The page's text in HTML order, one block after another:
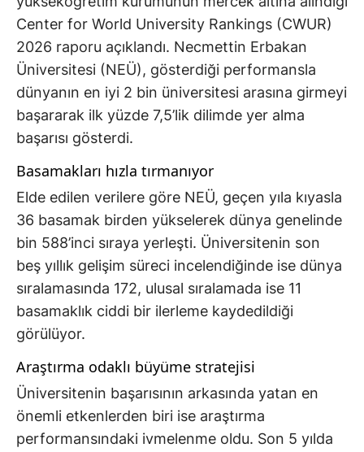
Center for World University Rankings (CWUR)
2026 raporu açıklandı. Necmettin Erbakan
Üniversitesi (NEÜ), gösterdiği performansla
dünyanın en iyi 2 bin üniversitesi arasına girmeyi
başararak ilk yüzde 7,5’lik dilimde yer alma
başarısı gösterdi.
Basamakları hızla tırmanıyor
Elde edilen verilere göre NEÜ, geçen yıla kıyasla
36 basamak birden yükselerek dünya genelinde
bin 588’inci sıraya yerleşti. Üniversitenin son
beş yıllık gelişim süreci incelendiğinde ise dünya
sıralamasında 172, ulusal sıralamada ise 11
basamaklık ciddi bir ilerleme kaydedildiği
görülüyor.
Araştırma odaklı büyüme stratejisi
Üniversitenin başarısının arkasında yatan en
önemli etkenlerden biri ise araştırma
performansındaki ivmelenme oldu. Son 5 yılda